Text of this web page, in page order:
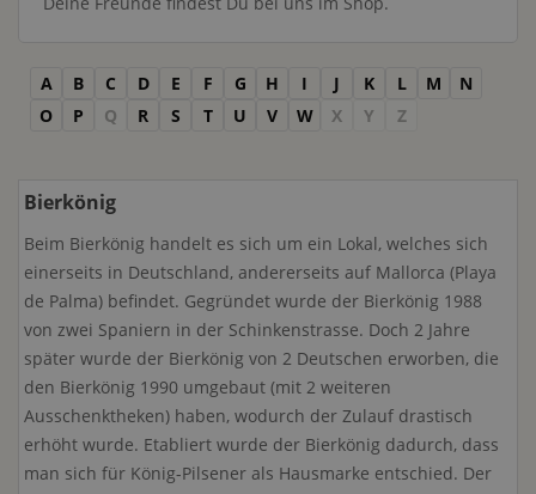
A B C D E F G H I J K L M
N
O
P Q R S T U V W X Y Z
Bierkönig
Beim Bierkönig handelt es sich um ein Lokal, welches sich
einerseits in Deutschland, andererseits auf Mallorca (Playa
de Palma) befindet. Gegründet wurde der Bierkönig 1988
von zwei Spaniern in der Schinkenstrasse. Doch 2 Jahre
später wurde der Bierkönig von 2 Deutschen erworben, die
den Bierkönig 1990 umgebaut (mit 2 weiteren
Ausschenktheken) haben, wodurch der Zulauf drastisch
erhöht wurde. Etabliert wurde der Bierkönig dadurch, dass
man sich für König-Pilsener als Hausmarke entschied. Der